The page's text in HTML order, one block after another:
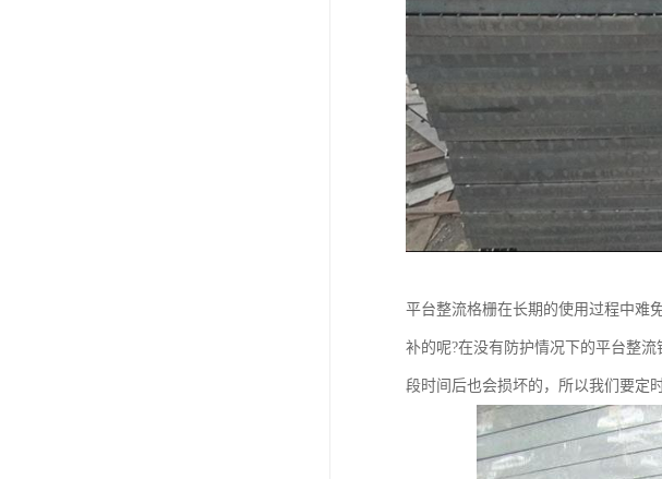
平台整流格栅在长期的使用过程中难
补的呢?在没有防护情况下的平台整
段时间后也会损坏的，所以我们要定